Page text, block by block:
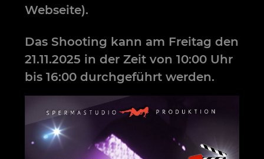
Webseite).
Das Shooting kann am Freitag den
21.11.2025 in der Zeit von 10:00 Uhr
bis 16:00 durchgeführt werden.